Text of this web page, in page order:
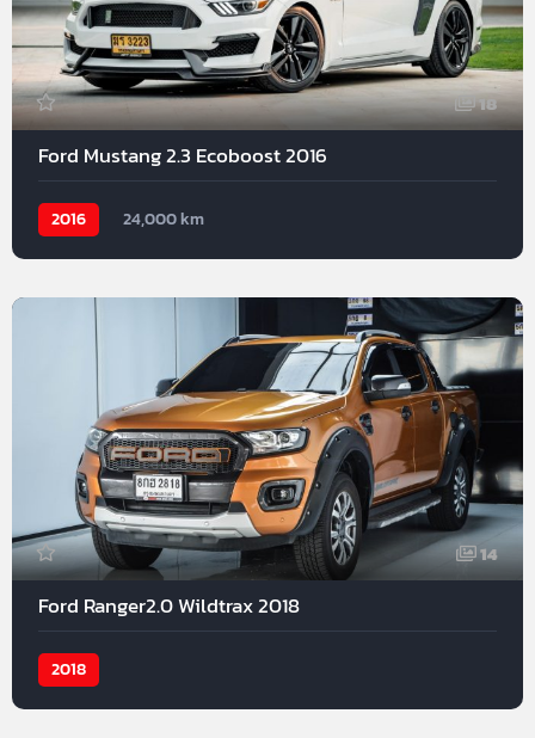
18
Ford Mustang 2.3 Ecoboost 2016
2016 24,000 km
14
Ford Ranger2.0 Wildtrax 2018
2018